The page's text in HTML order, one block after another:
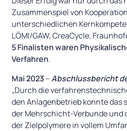
Zusammenspiel von
unterschiedlichen
LÖMI/GAW, CreaCycle,
5 Finalisten waren
Verfahren.
Mai 2023–Abschlussbericht
„Durch die
den Anlagenbetrieb konnte das
der Mehrschicht-Verbunde und
der Zielpolymere in vollem